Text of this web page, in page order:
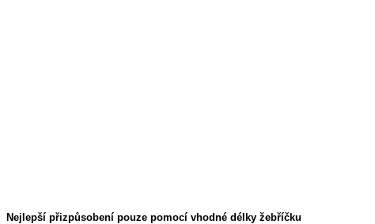
Nejlepší přizpůsobení pouze pomocí vhodné délky žebříčku